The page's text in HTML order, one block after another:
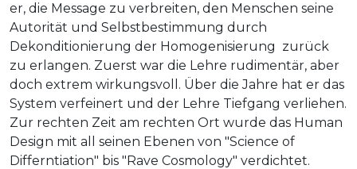
er, die Message zu verbreiten, den Menschen seine
Autorität und Selbstbestimmung durch
Dekonditionierung der Homogenisierung zurück
zu erlangen. Zuerst war die Lehre rudimentär, aber
doch extrem wirkungsvoll. Über die Jahre hat er das
System verfeinert und der Lehre Tiefgang verliehen.
Zur rechten Zeit am rechten Ort wurde das Human
Design mit all seinen Ebenen von "Science of
Differntiation" bis "Rave Cosmology" verdichtet.